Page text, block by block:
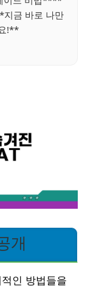
금 바로 나만
!**
개
인 방법들을